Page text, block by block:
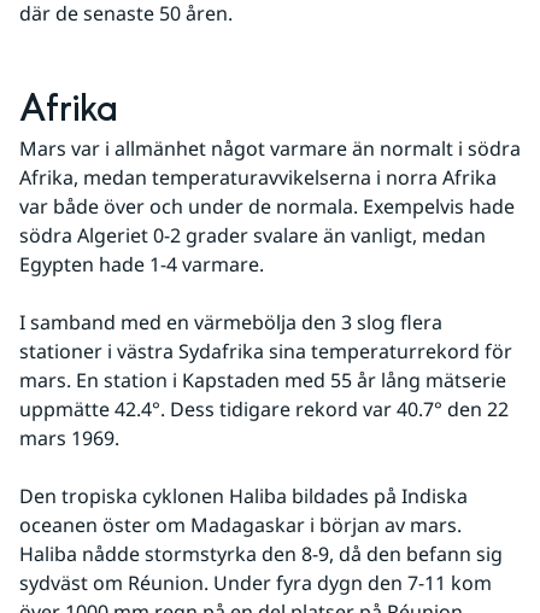
där de senaste 50 åren.
Afrika
Mars var i allmänhet något varmare än normalt i södra
Afrika, medan temperaturavvikelserna i norra Afrika
var både över och under de normala. Exempelvis hade
södra Algeriet 0-2 grader svalare än vanligt, medan
Egypten hade 1-4 varmare.
I samband med en värmebölja den 3 slog flera
stationer i västra Sydafrika sina temperaturrekord för
mars. En station i Kapstaden med 55 år lång mätserie
uppmätte 42.4°. Dess tidigare rekord var 40.7° den 22
mars 1969.
Den tropiska cyklonen Haliba bildades på Indiska
oceanen öster om Madagaskar i början av mars.
Haliba nådde stormstyrka den 8-9, då den befann sig
sydväst om Réunion. Under fyra dygn den 7-11 kom